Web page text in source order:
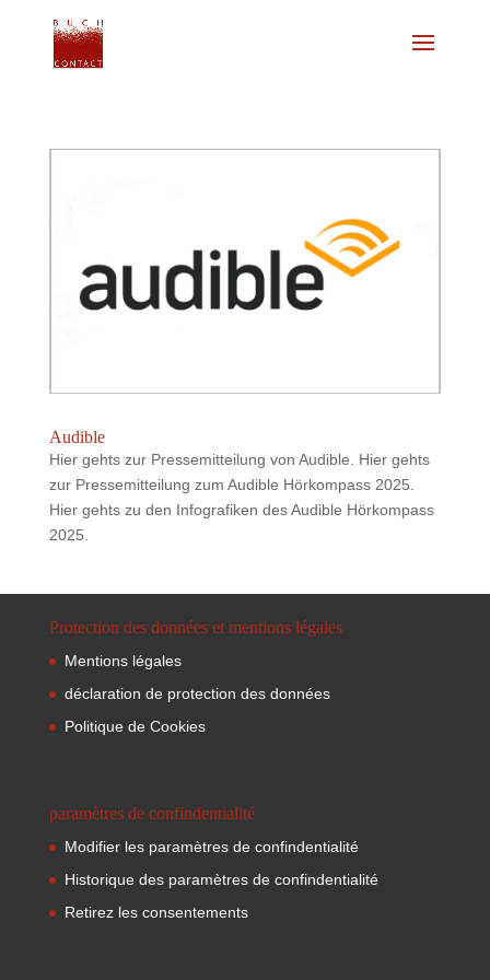
Audible
Hier gehts zur Pressemitteilung von Audible. Hier gehts
zur Pressemitteilung zum Audible Hörkompass 2025.
Hier gehts zu den Infografiken des Audible Hörkompass
2025.
Protection des données et mentions légales
Mentions légales
déclaration de protection des données
Politique de Cookies
paramètres de confindentialité
Modifier les paramètres de confindentialité
Historique des paramètres de confindentialité
Retirez les consentements